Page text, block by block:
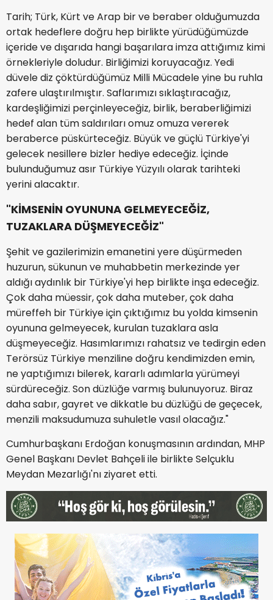
Tarih; Türk, Kürt ve Arap bir ve beraber olduğumuzda
ortak hedeflere doğru hep birlikte yürüdüğümüzde
içeride ve dışarıda hangi başarılara imza attığımız kimi
örnekleriyle doludur. Birliğimizi koruyacağız. Yedi
düvele diz çöktürdüğümüz Milli Mücadele yine bu ruhla
zafere ulaştırılmıştır. Saflarımızı sıklaştıracağız,
kardeşliğimizi perçinleyeceğiz, birlik, beraberliğimizi
hedef alan tüm saldırıları omuz omuza vererek
beraberce püskürteceğiz. Büyük ve güçlü Türkiye'yi
gelecek nesillere bizler hediye edeceğiz. İçinde
bulunduğumuz asır Türkiye Yüzyılı olarak tarihteki
yerini alacaktır.
"KİMSENİN OYUNUNA GELMEYECEĞİZ,
TUZAKLARA DÜŞMEYECEĞİZ"
Şehit ve gazilerimizin emanetini yere düşürmeden
huzurun, sükunun ve muhabbetin merkezinde yer
aldığı aydınlık bir Türkiye'yi hep birlikte inşa edeceğiz.
Çok daha müessir, çok daha muteber, çok daha
müreffeh bir Türkiye için çıktığımız bu yolda kimsenin
oyununa gelmeyecek, kurulan tuzaklara asla
düşmeyeceğiz. Hasımlarımızı rahatsız ve tedirgin eden
Terörsüz Türkiye menziline doğru kendimizden emin,
ne yaptığımızı bilerek, kararlı adımlarla yürümeyi
sürdüreceğiz. Son düzlüğe varmış bulunuyoruz. Biraz
daha sabır, gayret ve dikkatle bu düzlüğü de geçecek,
menzili maksudumuza suhuletle vasıl olacağız."
Cumhurbaşkanı Erdoğan konuşmasının ardından, MHP
Genel Başkanı Devlet Bahçeli ile birlikte Selçuklu
Meydan Mezarlığı'nı ziyaret etti.